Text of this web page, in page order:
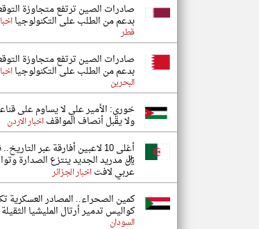
صادرات الصين ترتفع متجاوزة
بدعم من الطلب على التكنولوجيا
قطر
صادرات الصين ترتفع متجاوزة
بدعم من الطلب على التكنولوجيا
البحرين
خوري: الأمير علي لا يساوم على
ولا يقبل أنصاف المواقفاخبار الاردن
أغلى 10 لاعبين أفارقة عبر
ريال مدريد الجديد ينتزع الصدارة
عربي لافتاخبار الجزائر
كمين الصحراء.. المصادر العسكرية
كواليس تدمير أرتال المليشيا الثقيلة
السودان